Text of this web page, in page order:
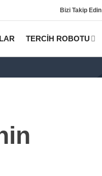
Bizi Takip Edin
TERCİH ROBOTU